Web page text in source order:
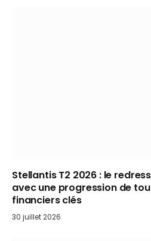
Stellantis T2 2026 : le
avec une progression de
financiers clés
30 juillet 2026